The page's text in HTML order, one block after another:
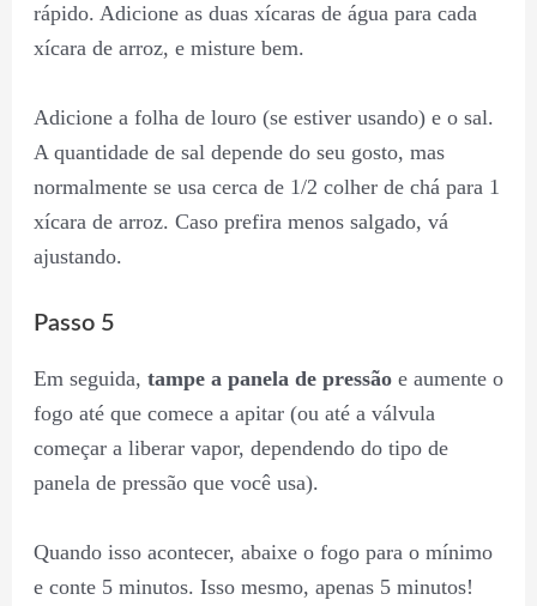
rápido. Adicione as duas xícaras de água para cada
xícara de arroz, e misture bem.
Adicione a folha de louro (se estiver usando) e o sal.
A quantidade de sal depende do seu gosto, mas
normalmente se usa cerca de 1/2 colher de chá para 1
xícara de arroz. Caso prefira menos salgado, vá
ajustando.
Passo 5
Em seguida, tampe a panela de pressãoe aumente o
fogo até que comece a apitar (ou até a válvula
começar a liberar vapor, dependendo do tipo de
panela de pressão que você usa).
Quando isso acontecer, abaixe o fogo para o mínimo
e conte 5 minutos. Isso mesmo, apenas 5 minutos!